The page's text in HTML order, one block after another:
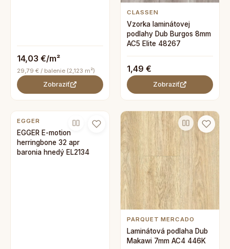
14,03 €/m²
29,79 € / balenie (2,123 m²)
Zobraziť
CLASSEN
Vzorka laminátovej
podlahy Dub Burgos 8mm
AC5 Elite 48267
1,49 €
Zobraziť
EGGER
EGGER E-motion
herringbone 32 apr
baronia hnedý EL2134
PARQUET MERCADO
Laminátová podlaha Dub
Makawi 7mm AC4 446K